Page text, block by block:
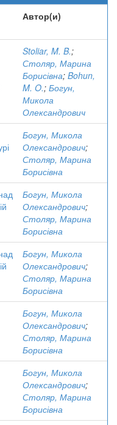
Автор(и)
Stoliar, M. B.;
Столяр, Марина
Борисівна; Bohun,
M. O.; Богун,
Микола
Олександрович
Богун, Микола
Олександрович;
Столяр, Марина
Борисівна
Богун, Микола
Олександрович;
Столяр, Марина
Борисівна
Богун, Микола
Олександрович;
Столяр, Марина
Борисівна
Богун, Микола
Олександрович;
Столяр, Марина
Борисівна
Богун, Микола
Олександрович;
Столяр, Марина
Борисівна